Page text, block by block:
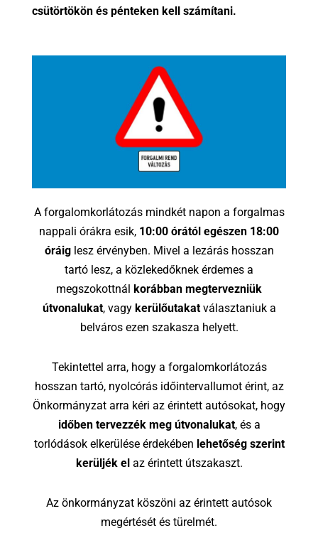
csütörtökön és pénteken kell számítani.
A forgalomkorlátozás mindkét napon a forgalmas
nappali órákra esik, 10:00 órától egészen 18:00
óráiglesz érvényben. Mivel a lezárás hosszan
tartó lesz, a közlekedőknek érdemes a
megszokottnál
korábban megtervezniük
útvonalukat, vagy kerülőutakatválasztaniuk a
belváros ezen szakasza helyett.
Tekintettel arra, hogy a forgalomkorlátozás
hosszan tartó, nyolcórás időintervallumot érint, az
Önkormányzat arra kéri az érintett autósokat, hogy
időben tervezzék meg útvonalukat, és a
torlódások elkerülése érdekében lehetőség szerint
kerüljék elaz érintett útszakaszt.
Az önkormányzat köszöni az érintett autósok
megértését és türelmét.